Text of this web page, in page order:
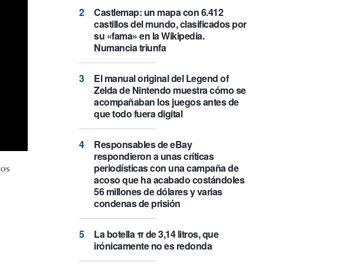
Castlemap: un mapa con 6.412
castillos del mundo, clasificados por
su «fama» en la Wikipedia.
Numancia triunfa
El manual original del Legend of
Zelda de Nintendo muestra cómo se
acompañaban los juegos antes de
que todo fuera digital
Responsables de eBay
respondieron a unas críticas
periodísticas con una campaña de
acoso que ha acabado costándoles
56 millones de dólares y varias
condenas de prisión
La botella π de 3,14 litros, que
irónicamente no es redonda